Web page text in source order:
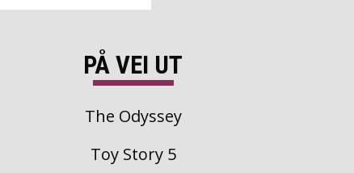
PÅ VEI UT
The Odyssey
Toy Story 5